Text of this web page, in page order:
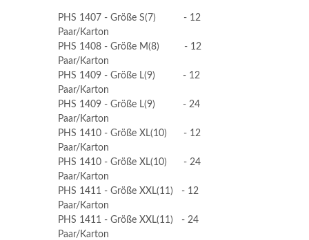
PHS 1407 - Größe S(7) - 12
Paar/Karton
PHS 1408 - Größe M(8) - 12
Paar/Karton
PHS 1409 - Größe L(9) - 12
Paar/Karton
PHS 1409 - Größe L(9) - 24
Paar/Karton
PHS 1410 - Größe XL(10) - 12
Paar/Karton
PHS 1410 - Größe XL(10) - 24
Paar/Karton
PHS 1411 - Größe XXL(11) - 12
Paar/Karton
PHS 1411 - Größe XXL(11) - 24
Paar/Karton